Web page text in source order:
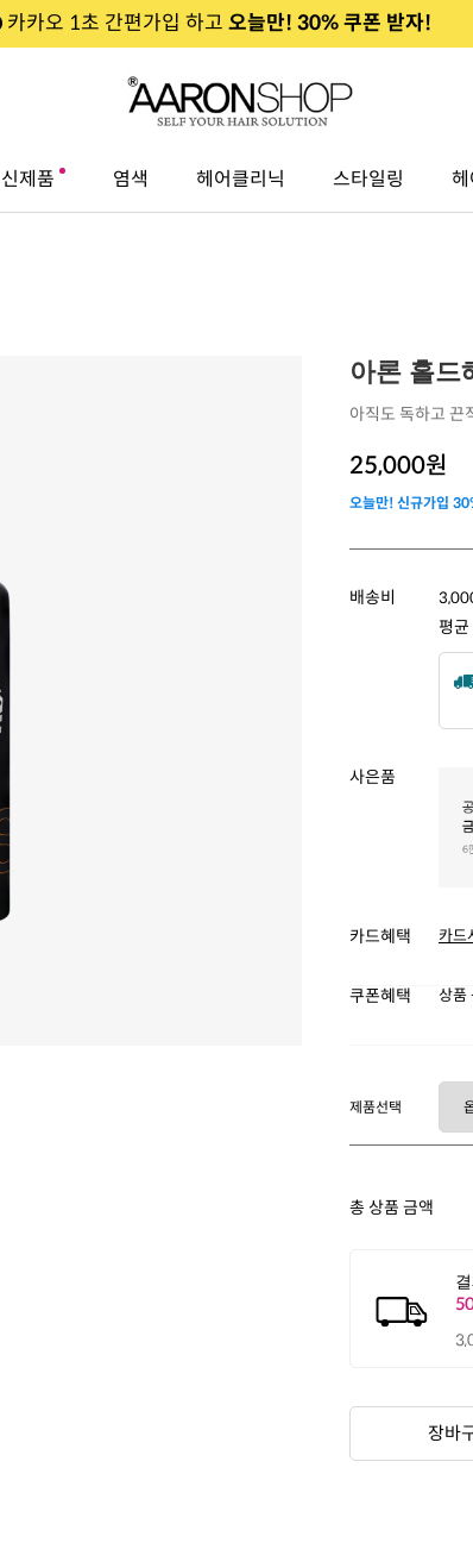
카카오 1초 간편가입 하고 오늘만! 30% 쿠폰 받자!
신제품 염색 헤어클리닉 스타일링
아론 홀드
아직도 독하고 끈
25,000원
오늘만! 신규가입
배송비
평균
사은품
카드혜택 카드
쿠폰혜택 상품
제품선택
총 상품 금액
장바